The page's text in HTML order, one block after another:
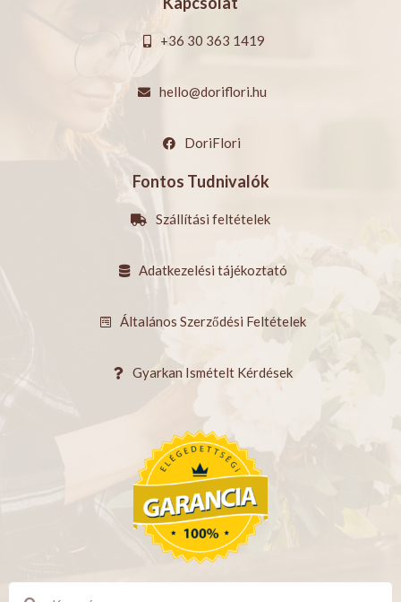
+36 30 363 1419
hello@doriflori.hu
DoriFlori
Fontos Tudnivalók
Szállítási feltételek
Adatkezelési tájékoztató
Általános Szerződési Feltételek
Gyarkan Ismételt Kérdések